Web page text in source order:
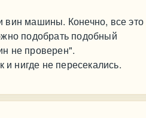
вин машины. Конечно, все это
подобрать подобный
не проверен".
нигде не пересекались.